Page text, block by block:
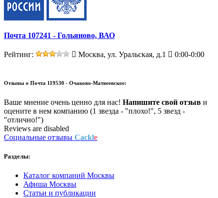
Почта 107241 - Гольяново, ВАО
Рейтинг: Москва, ул. Уральская, д.1 0:00-0:00
Отзывы о Почта 119530 - Очаково-Матвеевское:
Ваше мнение очень ценно для нас! Напишите свой отзыв и
оцените в нем компанию (1 звезда - "плохо!", 5 звезд -
"отлично!")
Reviews are disabled
Социальные отзывы Cackle
Разделы:
Каталог компаний Москвы
Афиша Москвы
Статьи и публикации